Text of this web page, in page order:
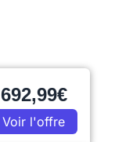
692,99€
Voir l'offre